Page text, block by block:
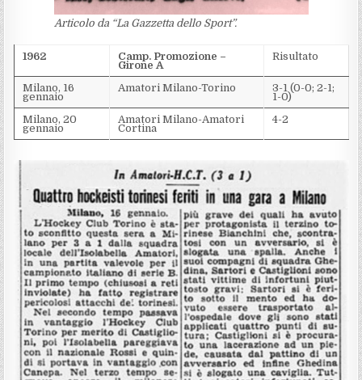
Articolo da “La Gazzetta dello Sport”.
1962 Camp. Promozione –
Girone A
Risultato
Milano, 16
gennaio
Amatori Milano-Torino 3-1 (0-0; 2-1;
1-0)
Milano, 20
gennaio
Amatori Milano-Amatori
Cortina
4-2